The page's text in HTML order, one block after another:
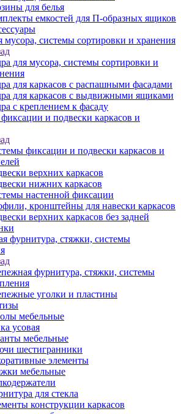
для белья
емкостей для П-образных ящиков
мусора, системы сортировки и хранения
для мусора, системы сортировки и
для каркасов с распашными фасадами
для каркасов с выдвижными ящиками
с креплением к фасаду
и подвески каркасов и
фиксации и подвески каркасов и
верхних каркасов
нижних каркасов
настенной фиксации
кронштейны для навески каркасов
верхних каркасов без задней
фурнитура, стяжки, системы
фурнитура, стяжки, системы
уголки и пластины
мебельные
усовая
мебельные
шестигранники
элементы
мебельные
для стекла
конструкции каркасов